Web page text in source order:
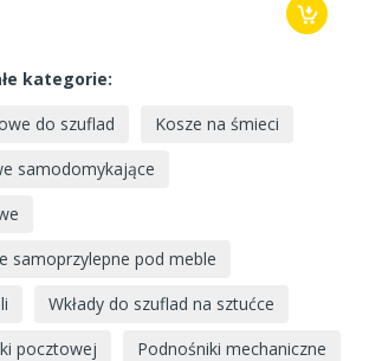
kategorie:
do szuflad
Kosze na śmieci
samodomykające
samoprzylepne pod meble
Wkłady do szuflad na sztućce
pocztowej
Podnośniki mechaniczne